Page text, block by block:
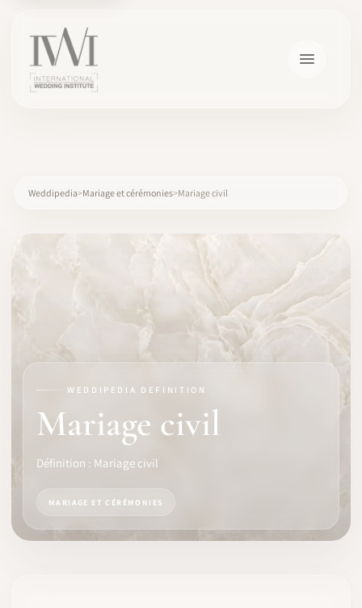
LOGICIEL
IDENTITÉ PRO
Weddipedia Mariage et cérémonies Mariage civil
WEDDIPEDIA DEFINITION
Mariage civil
Définition : Mariage civil
MARIAGE ET CÉRÉMONIES